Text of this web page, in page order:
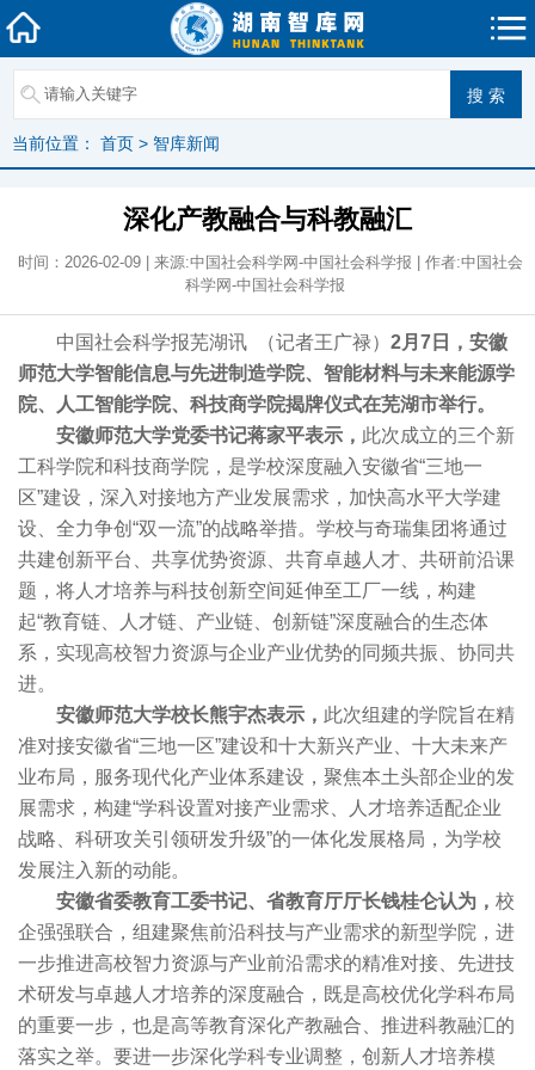
当前位置： 首页 > 智库新闻
深化产教融合与科教融汇
时间：2026-02-09 | 来源:中国社会科学网-中国社会科学报 | 作者:中国社会
科学网-中国社会科学报
中国社会科学报芜湖讯 （记者王广禄） 2月7日，安徽
师范大学智能信息与先进制造学院、智能材料与未来能源学
院、人工智能学院、科技商学院揭牌仪式在芜湖市举行。
安徽师范大学党委书记蒋家平表示， 此次成立的三个新
工科学院和科技商学院，是学校深度融入安徽省“三地一
区”建设，深入对接地方产业发展需求，加快高水平大学建
设、全力争创“双一流”的战略举措。学校与奇瑞集团将通过
共建创新平台、共享优势资源、共育卓越人才、共研前沿课
题，将人才培养与科技创新空间延伸至工厂一线，构建
起“教育链、人才链、产业链、创新链”深度融合的生态体
系，实现高校智力资源与企业产业优势的同频共振、协同共
进。
安徽师范大学校长熊宇杰表示， 此次组建的学院旨在精
准对接安徽省“三地一区”建设和十大新兴产业、十大未来产
业布局，服务现代化产业体系建设，聚焦本土头部企业的发
展需求，构建“学科设置对接产业需求、人才培养适配企业
战略、科研攻关引领研发升级”的一体化发展格局，为学校
发展注入新的动能。
安徽省委教育工委书记、省教育厅厅长钱桂仑认为， 校
企强强联合，组建聚焦前沿科技与产业需求的新型学院，进
一步推进高校智力资源与产业前沿需求的精准对接、先进技
术研发与卓越人才培养的深度融合，既是高校优化学科布局
的重要一步，也是高等教育深化产教融合、推进科教融汇的
落实之举。要进一步深化学科专业调整，创新人才培养模